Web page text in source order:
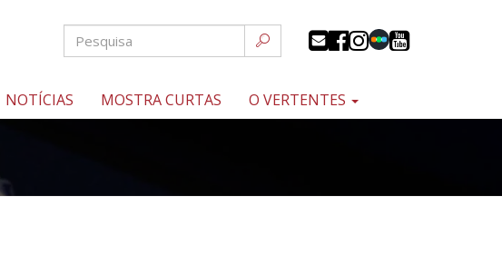
NOTÍCIAS MOSTRA CURTAS O VERTENTES